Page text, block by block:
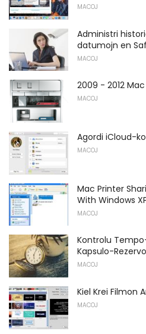
MACOJ
Administri
datumojn en
MACOJ
2009 - 2012
MACOJ
Agordi iCloud-
MACOJ
Mac Printer
With Windows
MACOJ
Kontrolu
Kapsulo-
MACOJ
Kiel Krei Filmon
MACOJ